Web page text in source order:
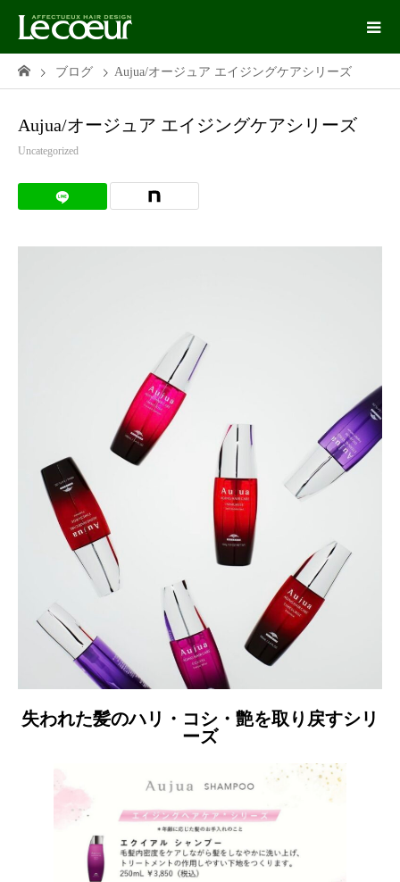
ブログ Aujua/オージュア エイジングケアシリーズ
Aujua/オージュア エイジングケアシリーズ
Uncategorized
失われた髪のハリ・コシ・艶を取り戻すシリ
ーズ